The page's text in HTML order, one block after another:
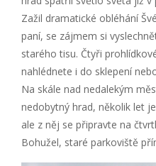
Zažil dramatické obléhání
paní, se zájmem si
starého tisu. Čtyři
nahlédnete i do sklepení
Na skále nad nedalekým
nedobytný hrad, několik let
ale z něj se připravte na
Bohužel, staré parkoviště